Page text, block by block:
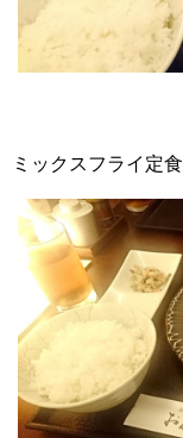
ミックスフライ定食